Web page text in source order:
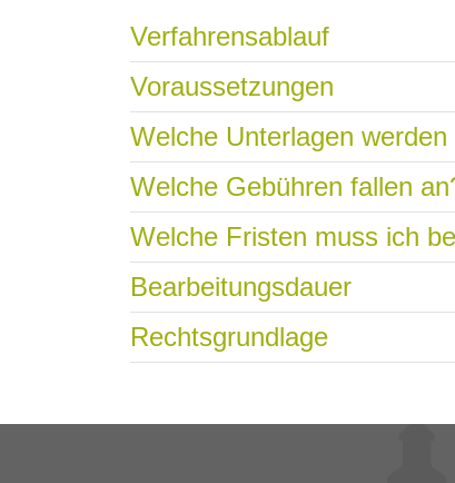
Verfahrensablauf
Voraussetzungen
Welche Unterlagen
Welche Gebühren fallen
Welche Fristen muss ich
Bearbeitungsdauer
Rechtsgrundlage